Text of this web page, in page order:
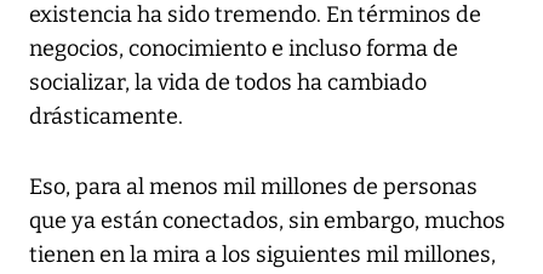
existencia ha sido tremendo. En términos de
negocios, conocimiento e incluso forma de
socializar, la vida de todos ha cambiado
drásticamente.
Eso, para al menos mil millones de personas
que ya están conectados, sin embargo, muchos
tienen en la mira a los siguientes mil millones,